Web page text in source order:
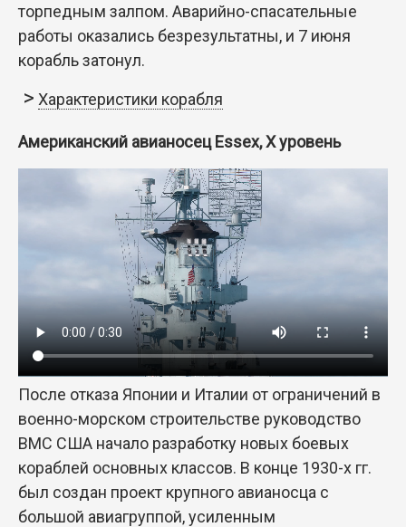
торпедным залпом. Аварийно-спасательные
работы оказались безрезультатны, и 7 июня
корабль затонул.
Характеристики корабля
Американский авианосец Essex, X уровень
После отказа Японии и Италии от ограничений в
военно-морском строительстве руководство
ВМС США начало разработку новых боевых
кораблей основных классов. В конце 1930-х гг.
был создан проект крупного авианосца с
большой авиагруппой, усиленным